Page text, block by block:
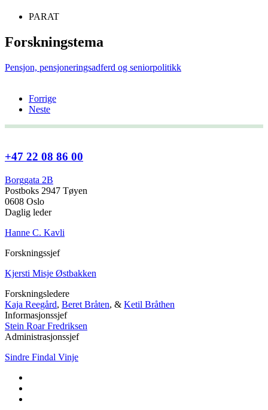
PARAT
Forskningstema
Pensjon, pensjoneringsadferd og seniorpolitikk
Forrige
Neste
+47 22 08 86 00
Borggata 2B
Postboks 2947 Tøyen
0608 Oslo
Daglig leder
Hanne C. Kavli
Forskningssjef
Kjersti Misje Østbakken
Forskningsledere
Kaja Reegård, Beret Bråten, & Ketil Bråthen
Informasjonssjef
Stein Roar Fredriksen
Administrasjonssjef
Sindre Findal Vinje